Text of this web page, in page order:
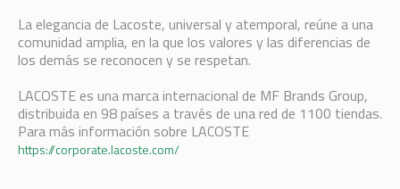
La elegancia de Lacoste, universal y atemporal, reúne a una
comunidad amplia, en la que los valores y las diferencias de
los demás se reconocen y se respetan.
LACOSTE es una marca internacional de MF Brands Group,
distribuida en 98 países a través de una red de 1100 tiendas.
Para más información sobre LACOSTE
https://corporate.lacoste.com/